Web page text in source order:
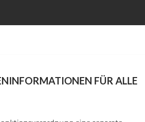
FÜR ALLE